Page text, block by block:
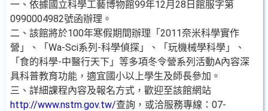
一、依據國立科學工藝博物館99年12月28日館服字第
0990004982號函辦理。
二、該館將於100年寒假期間辦理「2011奈米科學實作
營」、「Wa-Sci系列-科學偵探」、「玩機械學科學」、
「食的科學-中醫行天下」等多項冬令營系列活動A內容深
具科普教育功能，適宜國小以上學生及師長參加。
三、詳細課程內容及報名方式，歡迎至該館網站
http://www.nstm.gov.tw/查詢，或洽服務專線：07-